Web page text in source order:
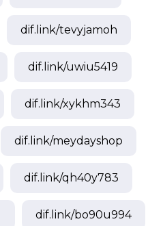
dif.link/tevyjamoh
dif.link/uwiu5419
dif.link/xykhm343
dif.link/meydayshop
dif.link/qh40y783
dif.link/bo90u994